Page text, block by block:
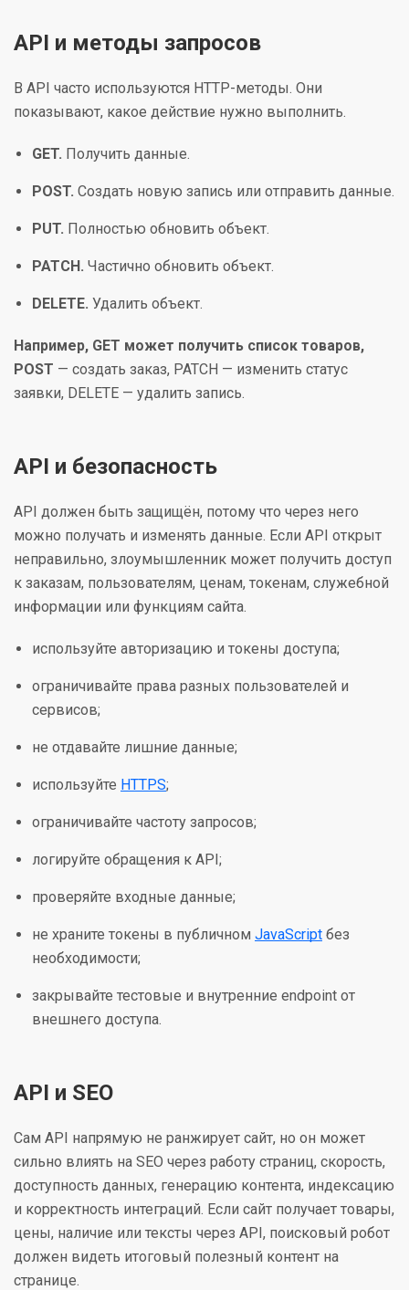
API и методы запросов
В API часто используются HTTP-методы. Они
показывают, какое действие нужно выполнить.
GET. Получить данные.
POST. Создать новую запись или отправить данные.
PUT. Полностью обновить объект.
PATCH. Частично обновить объект.
DELETE. Удалить объект.
Например, GET может получить список товаров,
POST — создать заказ, PATCH — изменить статус
заявки, DELETE — удалить запись.
API и безопасность
API должен быть защищён, потому что через него
можно получать и изменять данные. Если API открыт
неправильно, злоумышленник может получить доступ
к заказам, пользователям, ценам, токенам, служебной
информации или функциям сайта.
используйте авторизацию и токены доступа;
ограничивайте права разных пользователей и
сервисов;
не отдавайте лишние данные;
используйте HTTPS;
ограничивайте частоту запросов;
логируйте обращения к API;
проверяйте входные данные;
не храните токены в публичном JavaScript без
необходимости;
закрывайте тестовые и внутренние endpoint от
внешнего доступа.
API и SEO
Сам API напрямую не ранжирует сайт, но он может
сильно влиять на SEO через работу страниц, скорость,
доступность данных, генерацию контента, индексацию
и корректность интеграций. Если сайт получает товары,
цены, наличие или тексты через API, поисковый робот
должен видеть итоговый полезный контент на
странице.